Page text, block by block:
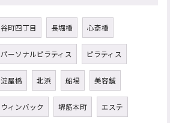
谷町四丁目 長堀橋 心斎橋
パーソナルピラティス ピラティス
淀屋橋 北浜 船場 美容鍼
ウィンバック 堺筋本町 エステ